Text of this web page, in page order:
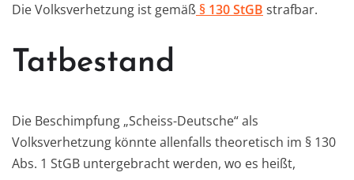
Die Volksverhetzung ist gemäß § 130 StGB strafbar.
Tatbestand
Die Beschimpfung „Scheiss-Deutsche“ als
Volksverhetzung könnte allenfalls theoretisch im § 130
Abs. 1 StGB untergebracht werden, wo es heißt,